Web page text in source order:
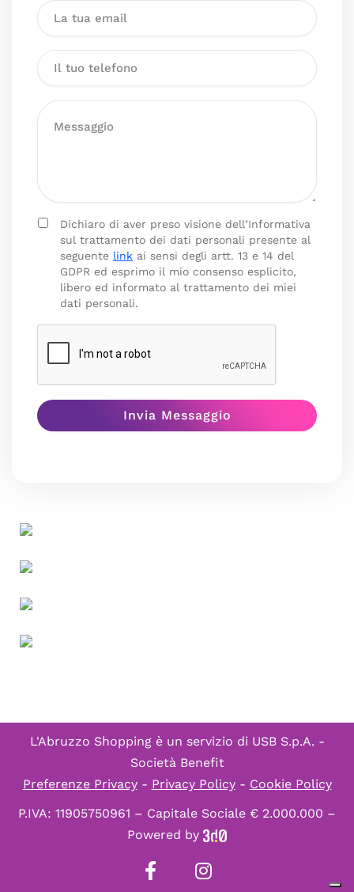
Dichiaro di aver preso visione dell’Informativa
sul trattamento dei dati personali presente al
seguente link ai sensi degli artt. 13 e 14 del
GDPR ed esprimo il mio consenso esplicito,
libero ed informato al trattamento dei miei
dati personali.
L'Abruzzo Shopping è un servizio di USB S.p.A. -
Società Benefit
Preferenze Privacy- Privacy Policy- Cookie Policy
P.IVA: 11905750961 – Capitale Sociale € 2.000.000 –
Powered by